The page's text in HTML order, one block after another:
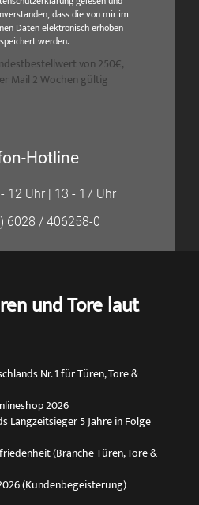
dass die von mir im
Daten elektronisch erhoben
werden.
von 250€,
Mail 2 Wochen gültig
Hotline
12 Uhr | 13 - 17 Uhr
6028 / 406258-0
und Tore laut
Nr. 1 für Türen, Tore &
2026
Langzeitsieger 5 Jahre in Folge
(Branche Türen, Tore &
(Kundenbegeisterung)